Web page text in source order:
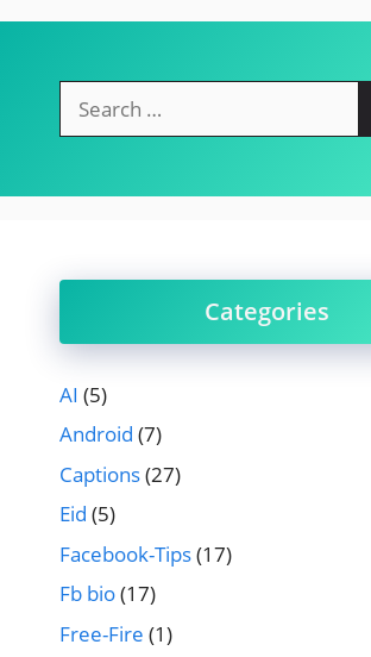
for:
Categories
AI (5)
Android (7)
Captions(27)
Eid (5)
Facebook-Tips(17)
Fb bio(17)
Free-Fire (1)